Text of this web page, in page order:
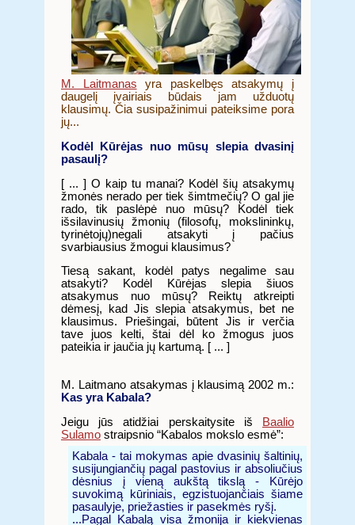
M. Laitmanas yra paskelbęs atsakymų į
daugelį įvairiais būdais jam užduotų
klausimų. Čia susipažinimui pateiksime pora
jų...
Kodėl Kūrėjas nuo mūsų slepia dvasinį
pasaulį?
[ ... ] O kaip tu manai? Kodėl šių atsakymų
žmonės nerado per tiek šimtmečių? O gal jie
rado, tik paslėpė nuo mūsų? Kodėl tiek
išsilavinusių žmonių (filosofų, mokslininkų,
tyrinėtojų)negali atsakyti į pačius
svarbiausius žmogui klausimus?
Tiesą sakant, kodėl patys negalime sau
atsakyti? Kodėl Kūrėjas slepia šiuos
atsakymus nuo mūsų? Reiktų atkreipti
dėmesį, kad Jis slepia atsakymus, bet ne
klausimus. Priešingai, būtent Jis ir verčia
tave juos kelti, štai dėl ko žmogus juos
pateikia ir jaučia jų kartumą. [ ... ]
M. Laitmano atsakymas į klausimą 2002 m.:
Kas yra Kabala?
Jeigu jūs atidžiai perskaitysite iš
Baalio
Sulamo straipsnio “Kabalos mokslo esmė”:
Kabala - tai mokymas apie dvasinių šaltinių,
susijungiančių pagal pastovius ir absoliučius
dėsnius į vieną aukštą tikslą - Kūrėjo
suvokimą kūriniais, egzistuojančiais šiame
pasaulyje, priežasties ir pasekmės ryšį.
...Pagal Kabalą visa žmonija ir kiekvienas